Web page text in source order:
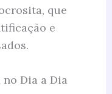
que
e
Dia a Dia